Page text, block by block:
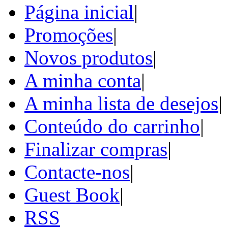
Página inicial|
Promoções|
Novos produtos|
A minha conta|
A minha lista de desejos|
Conteúdo do carrinho|
Finalizar compras|
Contacte-nos|
Guest Book|
RSS